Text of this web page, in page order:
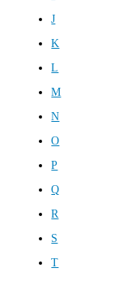
J
K
L
M
N
O
P
Q
R
S
T